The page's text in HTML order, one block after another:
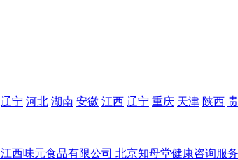
辽宁 河北 湖南 安徽 江西 辽宁 重庆 天津 陕西
江西味元食品有限公司 北京知母堂健康咨询服